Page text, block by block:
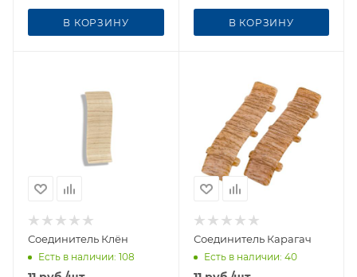
В КОРЗИНУ В КОРЗИНУ
Соединитель Клён
Есть в наличии: 108
Соединитель Карагач
Есть в наличии: 40